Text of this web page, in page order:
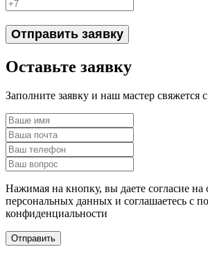
Отправить заявку
Оставьте заявку
Заполните заявку и наш мастер свяжется
Нажимая на кнопку, вы даете согласие на
персональных данных и соглашаетесь c
конфиденциальности
Отправить